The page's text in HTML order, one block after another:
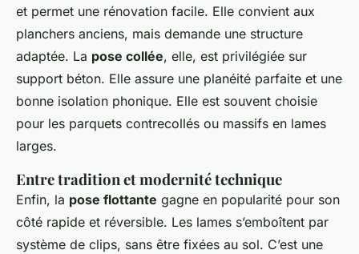
et permet une rénovation facile. Elle convient aux
planchers anciens, mais demande une structure
adaptée. La pose collée, elle, est privilégiée sur
support béton. Elle assure une planéité parfaite et une
bonne isolation phonique. Elle est souvent choisie
pour les parquets contrecollés ou massifs en lames
larges.
Entre tradition et modernité technique
Enfin, la pose flottante gagne en popularité pour son
côté rapide et réversible. Les lames s’emboîtent par
système de clips, sans être fixées au sol. C’est une